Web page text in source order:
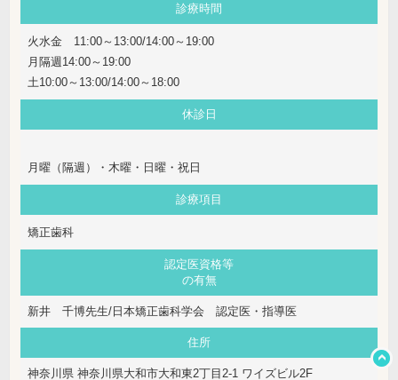
診療時間
火水金 11:00～13:00/14:00～19:00
月隔週14:00～19:00
土10:00～13:00/14:00～18:00
休診日
月曜（隔週）・木曜・日曜・祝日
診療項目
矯正歯科
認定医資格等
の有無
新井 千博先生/日本矯正歯科学会 認定医・指導医
住所
神奈川県 神奈川県大和市大和東2丁目2-1 ワイズビル2F